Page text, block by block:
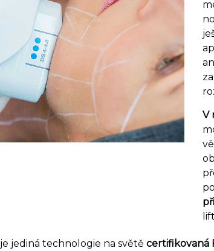
V
je jediná technologie na světě certifikovaná